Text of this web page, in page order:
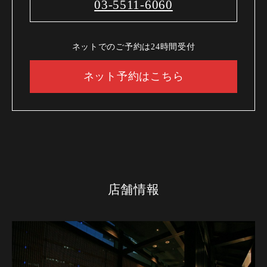
03-5511-6060
ネットでのご予約は24時間受付
ネット予約はこちら
店舗情報